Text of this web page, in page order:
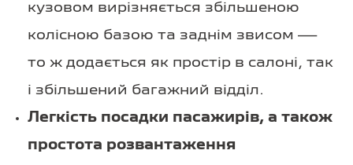
кузовом вирізняється збільшеною
колісною базою та заднім звисом —
то ж додається як простір в салоні, так
і збільшений багажний відділ.
Легкість посадки пасажирів, а також
простота розвантаження